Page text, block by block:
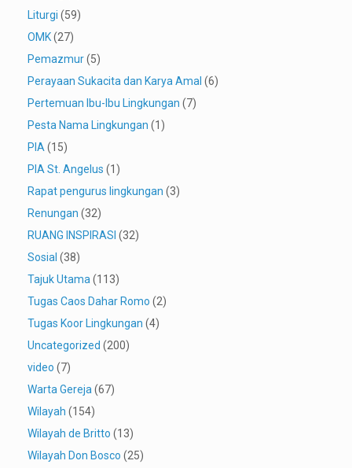
Liturgi (59)
OMK(27)
Pemazmur(5)
Perayaan Sukacita dan Karya Amal (6)
Pertemuan Ibu-Ibu Lingkungan (7)
Pesta Nama Lingkungan (1)
PIA (15)
PIA St. Angelus (1)
Rapat pengurus lingkungan (3)
Renungan (32)
RUANG INSPIRASI (32)
Sosial (38)
Tajuk Utama (113)
Tugas Caos Dahar Romo (2)
Tugas Koor Lingkungan (4)
Uncategorized (200)
video (7)
Warta Gereja (67)
Wilayah (154)
Wilayah de Britto (13)
Wilayah Don Bosco (25)